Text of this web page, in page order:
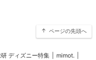
ページの先頭へ
ディズニー特集 mimot.